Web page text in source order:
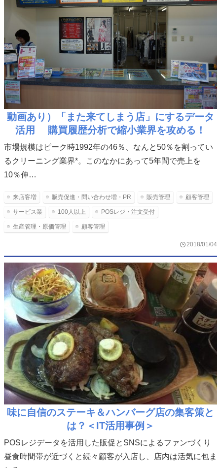
動画あり）「また来てしまう店」にするデータ
活用 購買履歴分析で縮小業界を攻める！
市場規模はピーク時1992年の46％、なんと50％を割ってい
るクリーニング業界*。このなかにあって5年間で売上を
10％伸…
来店客増 販売促進・問い合わせ増・PR 販売管理 顧客管理
サービス業 100人以上 POSレジ・注文受付
生産管理・原価管理 顧客管理
2018/01/04
味に自信のステーキ＆ハンバーグ店の集客策と
は？＜IT活用事例＞
POSレジデータを活用した販促とSNSによるファンづくり
昼食時間帯が近づくと続々顧客が入店し、店内は活気に包ま